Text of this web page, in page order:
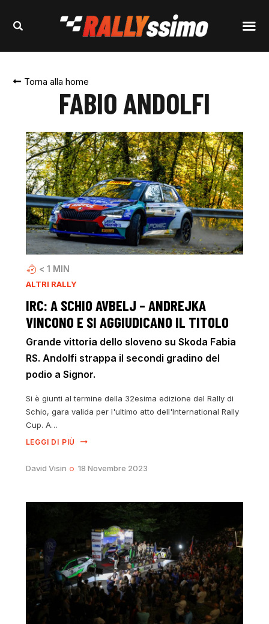
Torna alla home
FABIO ANDOLFI
< 1 MIN
ALTRI RALLY
IRC: A SCHIO AVBELJ – ANDREJKA
VINCONO E SI AGGIUDICANO IL TITOLO
Grande vittoria dello sloveno su Skoda Fabia
RS. Andolfi strappa il secondi gradino del
podio a Signor.
Si è giunti al termine della 32esima edizione del Rally di
Schio, gara valida per l'ultimo atto dell'International Rally
Cup. A…
LEGGI DI PIÙ
David Visin 18 Novembre 2023